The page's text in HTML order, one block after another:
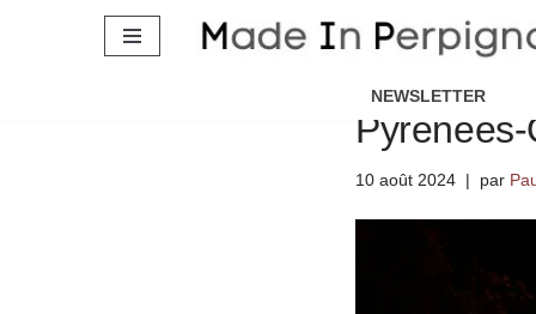
NEWSLETTER
Guide I
10 août 2024 par